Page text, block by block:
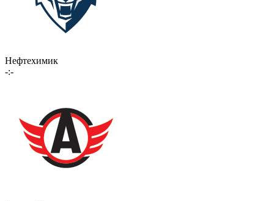
Нефтехимик
-:-